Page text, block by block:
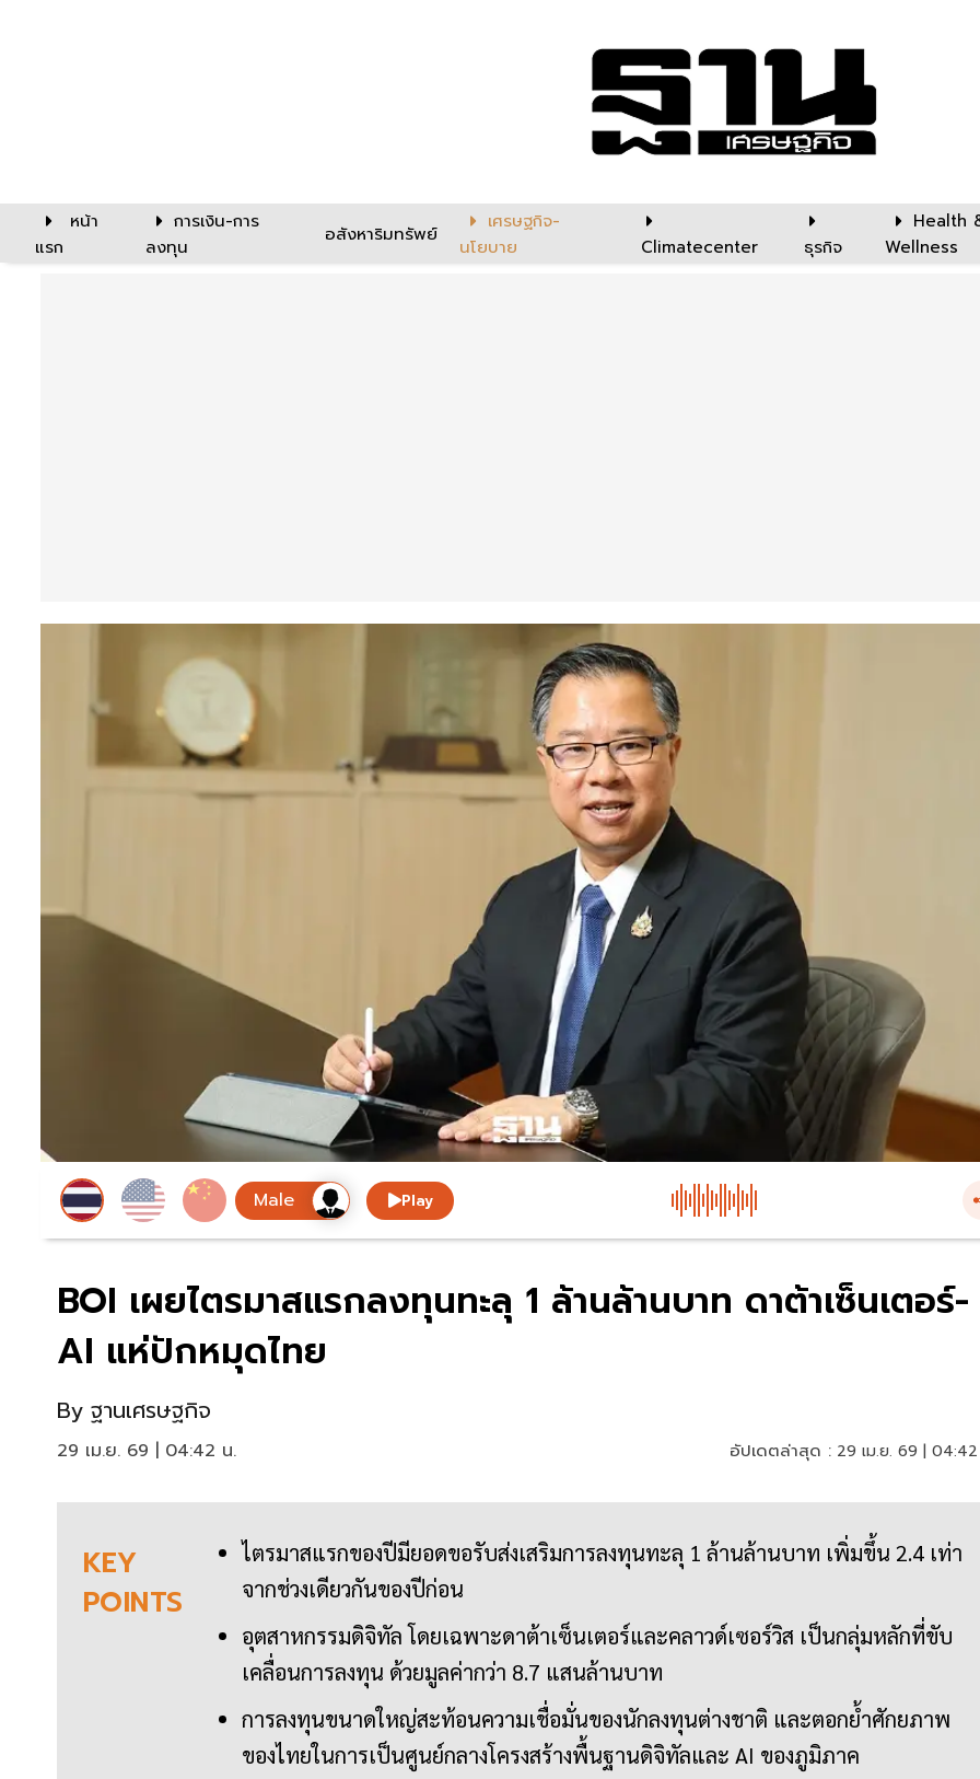
หน้า
แรก
การเงิน-การ
ลงทุน
อสังหาริมทรัพย์
เศรษฐกิจ-
นโยบาย
Climatecenter ธุรกิจ
Health
Wellness
Play
BOI เผยไตรมาสแรกลงทุนทะลุ 1 ล้านล้านบาท ดาต้าเซ็นเตอร์-
AI แห่ปักหมุดไทย
By ฐานเศรษฐกิจ
29 เม.ย. 69 | 04:42 น. อัปเดตล่าสุด : 29 เม.ย. 69 |
KEY
POINTS
ไตรมาสแรกของปีมียอดขอรับส่งเสริมการลงทุนทะลุ 1 ล้านล้านบาท เพิ่มขึ้น 2.4 เท่า
จากช่วงเดียวกันของปีก่อน
อุตสาหกรรมดิจิทัล โดยเฉพาะดาต้าเซ็นเตอร์และคลาวด์เซอร์วิส เป็นกลุ่มหลักที่ขับ
เคลื่อนการลงทุน ด้วยมูลค่ากว่า 8.7 แสนล้านบาท
การลงทุนขนาดใหญ่สะท้อนความเชื่อมั่นของนักลงทุนต่างชาติ และตอกย้ำศักยภาพ
ของไทยในการเป็นศูนย์กลางโครงสร้างพื้นฐานดิจิทัลและ AI ของภูมิภาค